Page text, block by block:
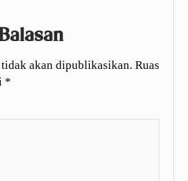
akan dipublikasikan. Ruas
*